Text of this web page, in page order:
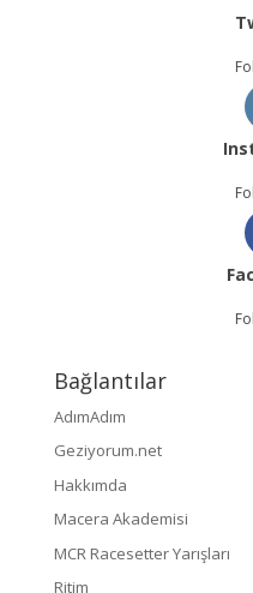
Bağlantılar
AdımAdım
Geziyorum.net
Hakkımda
Macera Akademisi
MCR Racesetter Yarışları
Ritim